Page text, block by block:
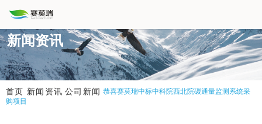
新闻资讯
首页 新闻资讯 公司新闻 恭喜赛莫瑞中标中科院西北院碳通量监测系统采
购项目